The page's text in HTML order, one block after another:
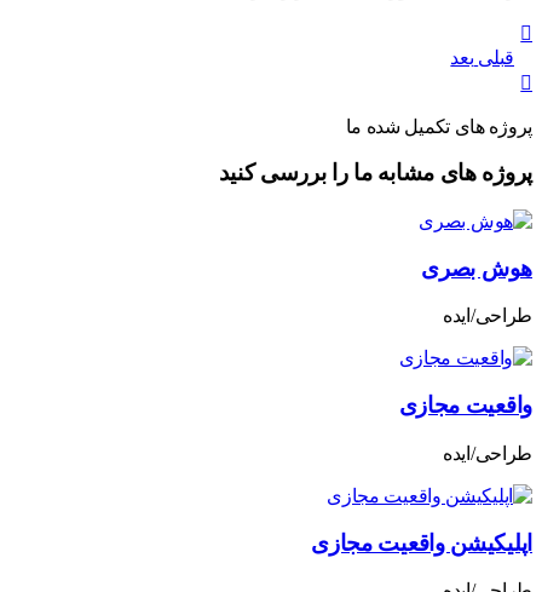
قبلی بعد
پروژه های تکمیل شده ما
پروژه های مشابه ما را بررسی کنید
هوش بصری
طراحی/ایده
واقعیت مجازی
طراحی/ایده
اپلیکیشن واقعیت مجازی